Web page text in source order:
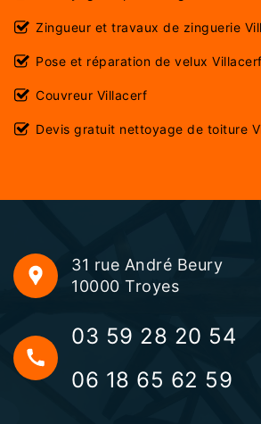
Zingueur et travaux de zinguerie
Pose et réparation de velux Villacerf
Couvreur Villacerf
Devis gratuit nettoyage de toiture
31 rue André Beury
10000 Troyes
03 59 28 20 54
06 18 65 62 59